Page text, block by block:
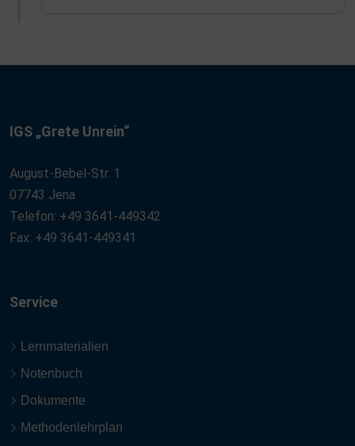
IGS „Grete Unrein“
August-Bebel-Str. 1
07743 Jena
Telefon: +49 3641-449342
Fax: +49 3641-449341
Service
Lernmaterialien
Notenbuch
Dokumente
Methodenlehrplan